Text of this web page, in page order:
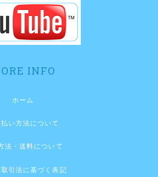
INFO
ホーム
い方法について
法・送料について
引法に基づく表記